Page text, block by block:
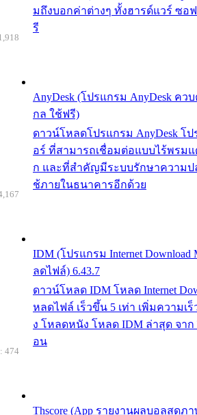
มถึงบอกค่าต่างๆ ทั้งฮารด์แวร์ ซอ
รี
AnyDesk (โปรแกรม AnyDesk ค
กล ใช้ฟรี)
ดาวน์โหลดโปรแกรม AnyDesk โ
อร์ ที่สามารถเชื่อมต่อแบบไร้พรม
ก และที่สำคัญมีระบบรักษาความป
ช้ภายในธนาคารอีกด้วย
IDM (โปรแกรม Internet Download
ลดไฟล์) 6.43.7
ดาวน์โหลด IDM โหลด Internet
หลดไฟล์ เร็วขึ้น 5 เท่า เพิ่มความเ
ง โหลดหนัง โหลด IDM ล่าสุด จาก
อน
Thscore (App รายงานผลบอลสดภ
474